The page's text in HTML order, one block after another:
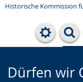
Historische Kommission
Dürfen wir